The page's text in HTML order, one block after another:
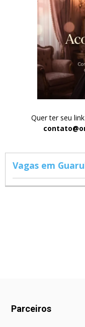
Quer ter seu
Vagas em
Parceiros